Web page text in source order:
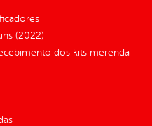
(2022)
dos kits merenda